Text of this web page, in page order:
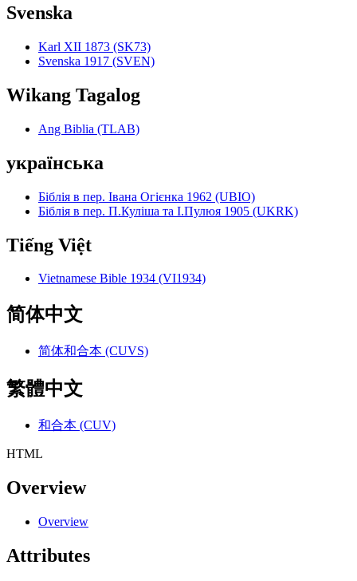
Svenska
Karl XII 1873 (SK73)
Svenska 1917 (SVEN)
Wikang Tagalog
Ang Biblia (TLAB)
українська
Біблія в пер. Івана Огієнка 1962 (UBIO)
Біблія в пер. П.Куліша та І.Пулюя 1905 (UKRK)
Tiếng Việt
Vietnamese Bible 1934 (VI1934)
简体中文
简体和合本 (CUVS)
繁體中文
和合本 (CUV)
HTML
Overview
Overview
Attributes